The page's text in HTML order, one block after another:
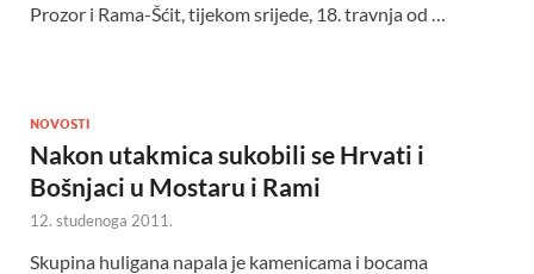
Prozor i Rama-Šćit, tijekom srijede, 18. travnja od …
NOVOSTI
Nakon utakmica sukobili se Hrvati i
Bošnjaci u Mostaru i Rami
12. studenoga 2011.
Skupina huligana napala je kamenicama i bocama